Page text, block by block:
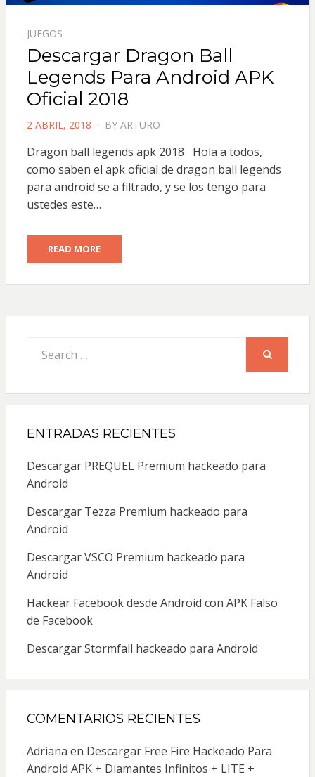
JUEGOS
Descargar Dragon Ball
Legends Para Android APK
Oficial 2018
POSTED
2 ABRIL, 2018 BY ARTURO
Dragon ball legends apk 2018 Hola a todos,
como saben el apk oficial de dragon ball legends
para android se a filtrado, y se los tengo para
ustedes este…
READ MORE
for:
ENTRADAS RECIENTES
Descargar PREQUEL Premium hackeado para
Android
Descargar Tezza Premium hackeado para
Android
Descargar VSCO Premium hackeado para
Android
Hackear Facebook desde Android con APK Falso
de Facebook
Descargar Stormfall hackeado para Android
COMENTARIOS RECIENTES
Adriana en Descargar Free Fire Hackeado Para
Android APK + Diamantes Infinitos + LITE +